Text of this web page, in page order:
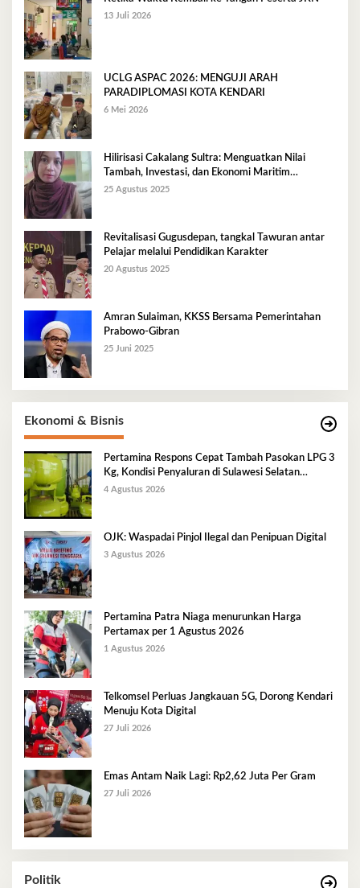
13 Juli 2026
UCLG ASPAC 2026: MENGUJI ARAH
PARADIPLOMASI KOTA KENDARI
6 Mei 2026
Hilirisasi Cakalang Sultra: Menguatkan Nilai
Tambah, Investasi, dan Ekonomi Maritim
Berkelanjutan
25 Agustus 2025
Revitalisasi Gugusdepan, tangkal Tawuran antar
Pelajar melalui Pendidikan Karakter
20 Agustus 2025
Amran Sulaiman, KKSS Bersama Pemerintahan
Prabowo-Gibran
25 Juni 2025
Ekonomi & Bisnis
Pertamina Respons Cepat Tambah Pasokan LPG 3
Kg, Kondisi Penyaluran di Sulawesi Selatan
Berlangsung Kondusif
4 Agustus 2026
OJK: Waspadai Pinjol Ilegal dan Penipuan Digital
3 Agustus 2026
Pertamina Patra Niaga menurunkan Harga
Pertamax per 1 Agustus 2026
1 Agustus 2026
Telkomsel Perluas Jangkauan 5G, Dorong Kendari
Menuju Kota Digital
27 Juli 2026
Emas Antam Naik Lagi: Rp2,62 Juta Per Gram
27 Juli 2026
Politik